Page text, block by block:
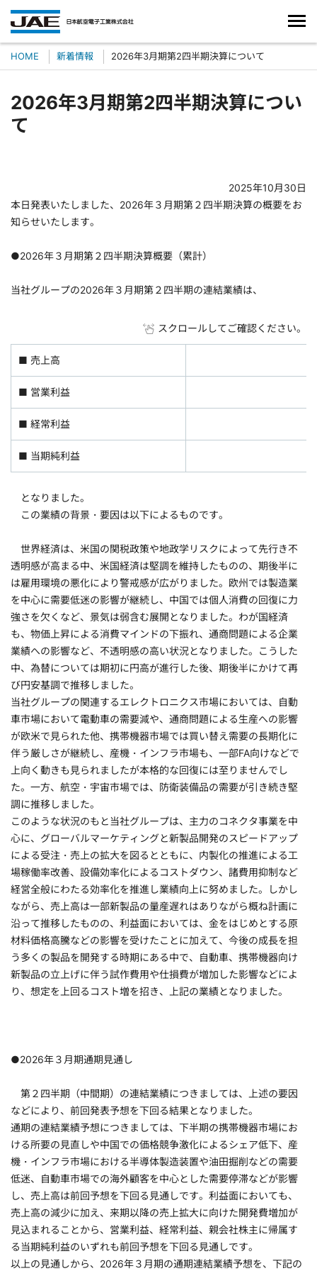
HOME 新着情報 2026年3月期第2四半期決算について
2026年3月期第2四半期決算につい
て
2025年10月30日
本日発表いたしました、2026年３月期第２四半期決算の概要をお
知らせいたします。
●2026年３月期第２四半期決算概要（累計）
当社グループの2026年３月期第２四半期の連結業績は、
スクロールしてご確認ください。
■ 売上高
■ 営業利益
■ 経常利益
■ 当期純利益
となりました。
この業績の背景・要因は以下によるものです。
世界経済は、米国の関税政策や地政学リスクによって先行き不
透明感が高まる中、米国経済は堅調を維持したものの、期後半に
は雇用環境の悪化により警戒感が広がりました。欧州では製造業
を中心に需要低迷の影響が継続し、中国では個人消費の回復に力
強さを欠くなど、景気は弱含む展開となりました。わが国経済
も、物価上昇による消費マインドの下振れ、通商問題による企業
業績への影響など、不透明感の高い状況となりました。こうした
中、為替については期初に円高が進行した後、期後半にかけて再
び円安基調で推移しました。
当社グループの関連するエレクトロニクス市場においては、自動
車市場において電動車の需要減や、通商問題による生産への影響
が欧米で見られた他、携帯機器市場では買い替え需要の長期化に
伴う厳しさが継続し、産機・インフラ市場も、一部FA向けなどで
上向く動きも見られましたが本格的な回復には至りませんでし
た。一方、航空・宇宙市場では、防衛装備品の需要が引き続き堅
調に推移しました。
このような状況のもと当社グループは、主力のコネクタ事業を中
心に、グローバルマーケティングと新製品開発のスピードアップ
による受注・売上の拡大を図るとともに、内製化の推進による工
場稼働率改善、設備効率化によるコストダウン、諸費用抑制など
経営全般にわたる効率化を推進し業績向上に努めました。しかし
ながら、売上高は一部新製品の量産遅れはありながら概ね計画に
沿って推移したものの、利益面においては、金をはじめとする原
材料価格高騰などの影響を受けたことに加えて、今後の成長を担
う多くの製品を開発する時期にある中で、自動車、携帯機器向け
新製品の立上げに伴う試作費用や仕損費が増加した影響などによ
り、想定を上回るコスト増を招き、上記の業績となりました。
●2026年３月期通期見通し
第２四半期（中間期）の連結業績につきましては、上述の要因
などにより、前回発表予想を下回る結果となりました。
通期の連結業績予想につきましては、下半期の携帯機器市場にお
ける所要の見直しや中国での価格競争激化によるシェア低下、産
機・インフラ市場における半導体製造装置や油田掘削などの需要
低迷、自動車市場での海外顧客を中心とした需要停滞などが影響
し、売上高は前回予想を下回る見通しです。利益面においても、
売上高の減少に加え、来期以降の売上拡大に向けた開発費増加が
見込まれることから、営業利益、経常利益、親会社株主に帰属す
る当期純利益のいずれも前回予想を下回る見通しです。
以上の見通しから、2026年３月期の通期連結業績予想を、下記の